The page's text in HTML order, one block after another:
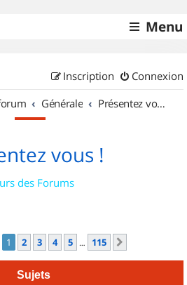
Menu
Connexion
Inscription
Générale Présentez vous !
vous !
des Forums
1sur 115
1 2 3 4 5 … 115
Sujets